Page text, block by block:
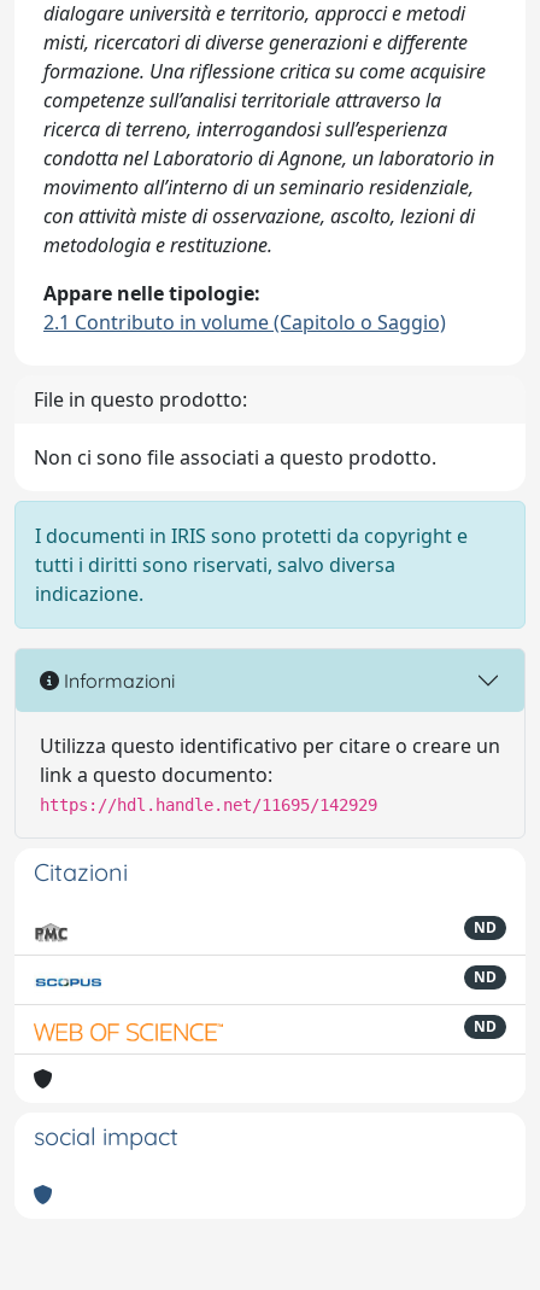
dialogare università e territorio, approcci e metodi
misti, ricercatori di diverse generazioni e differente
formazione. Una riflessione critica su come acquisire
competenze sull’analisi territoriale attraverso la
ricerca di terreno, interrogandosi sull’esperienza
condotta nel Laboratorio di Agnone, un laboratorio in
movimento all’interno di un seminario residenziale,
con attività miste di osservazione, ascolto, lezioni di
metodologia e restituzione.
Appare nelle tipologie:
2.1 Contributo in volume (Capitolo o Saggio)
File in questo prodotto:
Non ci sono file associati a questo prodotto.
I documenti in IRIS sono protetti da copyright e
tutti i diritti sono riservati, salvo diversa
indicazione.
Informazioni
Utilizza questo identificativo per citare o creare un
link a questo documento:
https://hdl.handle.net/11695/142929
Citazioni
ND
ND
ND
social impact